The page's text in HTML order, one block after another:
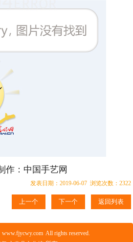
：中国手艺网
发表日期：2019-06-07 浏览次数：2322
上一个 下一个 返回列表
All rights reserved.